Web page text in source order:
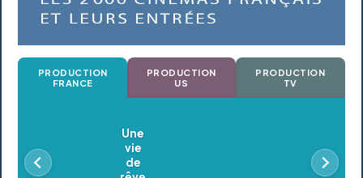
PRODUCTION
FRANCE
PRODUCTION
US
PRODUCTION
TV
Oldeupe
En postproduction